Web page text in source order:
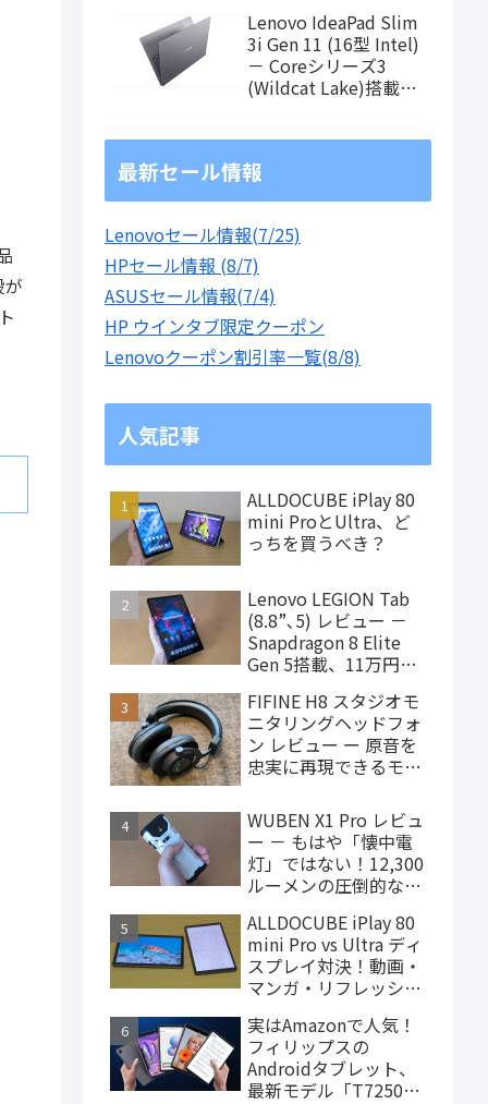
ィング中
Lenovo IdeaPad Slim
3i Gen 11 (16型 Intel)
－ Coreシリーズ3
(Wildcat Lake)搭載の
最新セール情報
Lenovoセール情報(7/25)
HPセール情報 (8/7)
ASUSセール情報(7/4)
HP ウインタブ限定クーポン
Lenovoクーポン割引率一覧(8/8)
人気記事
ALLDOCUBE iPlay 80
mini ProとUltra、ど
っちを買うべき？
Lenovo LEGION Tab
(8.8”､5) レビュー －
Snapdragon 8 Elite
Gen 5搭載、11万円台
ゲーミングタブレット
FIFINE H8 スタジオモ
ニタリングヘッドフォ
ン レビュー ー 原音を
忠実に再現できるモニ
4,000円台で購入でき
ます
WUBEN X1 Pro レビュ
ー － もはや「懐中電
灯」ではない！12,300
ルーメンの圧倒的な輝
LEDライト
ALLDOCUBE iPlay 80
mini Pro vs Ultra ディ
スプレイ対決！動画・
マンガ・リフレッシュ
実はAmazonで人気！
フィリップスの
Androidタブレット、
最新モデル「T7250」